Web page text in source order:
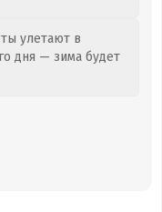
улетают в
дня — зима будет